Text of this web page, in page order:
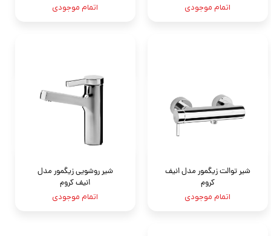
اتمام موجودی اتمام موجودی
شیر توالت زیگمور مدل انیف
کروم
اتمام موجودی
شیر روشویی زیگمور مدل
انیف کروم
اتمام موجودی